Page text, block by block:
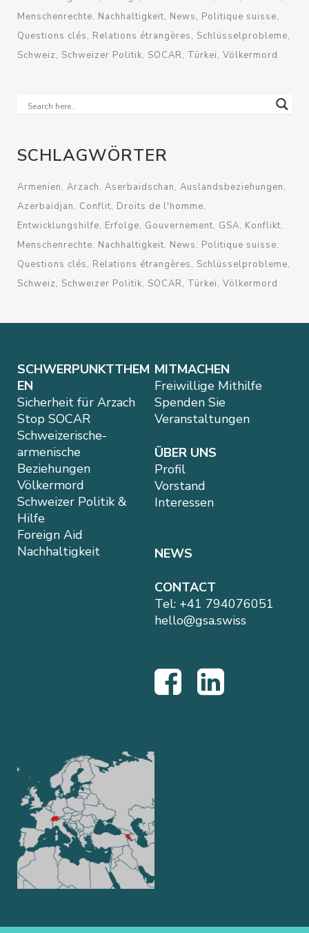
Menschenrechte Nachhaltigkeit News
Politique suisse
Questions clés
Relations étrangères
Schlüsselprobleme
Schweiz
Schweizer Politik SOCAR Türkei Völkermord
SCHLAGWÖRTER
Armenien Arzach Aserbaidschan Auslandsbeziehungen
Azerbaïdjan
Conflit Droits de l'homme
Entwicklungshilfe Erfolge Gouvernement GSA Konflikt
Menschenrechte Nachhaltigkeit News
Politique suisse
Questions clés
Relations étrangères
Schlüsselprobleme
Schweiz
Schweizer Politik SOCAR Türkei Völkermord
SCHWERPUNKTTHEM
EN
Sicherheit für Arzach
Stop SOCAR
Schweizerische-
armenische
Beziehungen
Völkermord
Schweizer Politik &
Hilfe
Foreign Aid
Nachhaltigkeit
MITMACHEN
Freiwillige Mithilfe
Spenden Sie
Veranstaltungen
ÜBER UNS
Profil
Vorstand
Interessen
NEWS
CONTACT
Tel: +41 794076051
hello@gsa.swiss